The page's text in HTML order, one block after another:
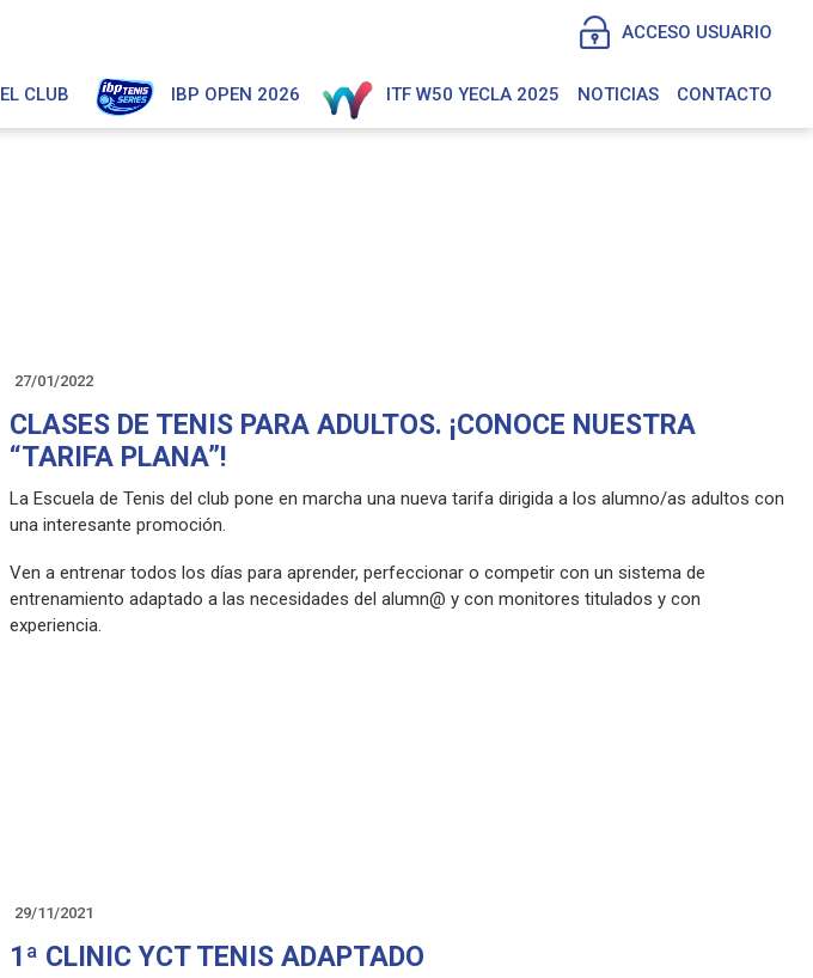
ACCESO USUARIO
EL CLUB IBP OPEN 2026 ITF W50 YECLA 2025 NOTICIAS CONTACTO
27/01/2022
CLASES DE TENIS PARA ADULTOS. ¡CONOCE NUESTRA
“TARIFA PLANA”!
La Escuela de Tenis del club pone en marcha una nueva tarifa dirigida a los alumno/as adultos con
una interesante promoción.
Ven a entrenar todos los días para aprender, perfeccionar o competir con un sistema de
entrenamiento adaptado a las necesidades del alumn@ y con monitores titulados y con
experiencia.
29/11/2021
1ª CLINIC YCT TENIS ADAPTADO